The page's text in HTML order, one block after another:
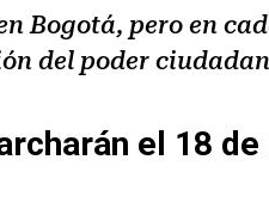
Bogotá, pero en
del poder
el 18 de